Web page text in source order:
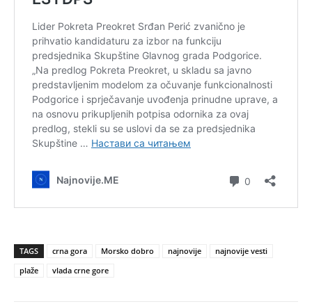
TAGS crna gora Morsko dobro najnovije
najnovije vesti
plaže
vlada crne gore